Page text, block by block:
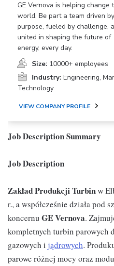
GE Vernova is helping change
world. Be part a team driven by
purpose, fueled by challenge,
united in shaping the future of
energy, every day.
Size: 10000+ employees
Industry: Engineering,
Technology
VIEW COMPANY PROFILE
Job Description Summary
Job Description
Zakład Produkcji Turbinw
r., a współcześnie działa pod
koncernu GE Vernova.
kompletnych turbin parowych
gazowych i jądrowych.
parowe różnej mocy oraz